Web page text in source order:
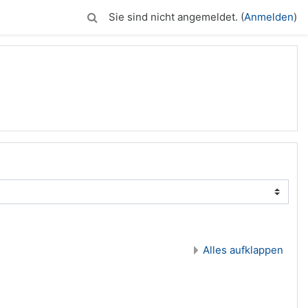
Sie sind nicht angemeldet. (Anmelden)
Alles aufklappen